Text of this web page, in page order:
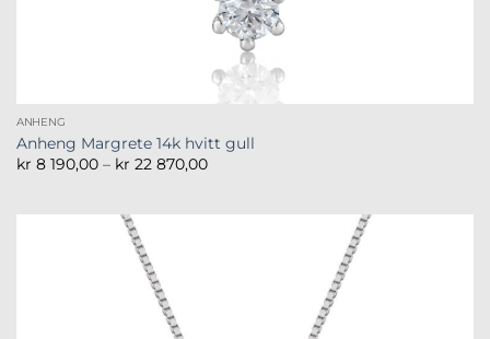
ANHENG
Anheng Margrete 14k hvitt gull
kr 8 190,00 – kr 22 870,00Prisområde: